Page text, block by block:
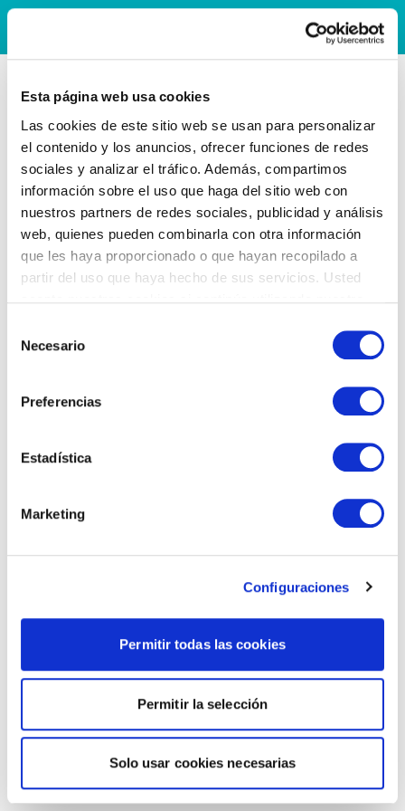
Esta página web usa cookies
Las cookies de este sitio web se usan para personalizar
el contenido y los anuncios, ofrecer funciones de redes
sociales y analizar el tráfico. Además, compartimos
información sobre el uso que haga del sitio web con
nuestros partners de redes sociales, publicidad y análisis
web, quienes pueden combinarla con otra información
que les haya proporcionado o que hayan recopilado a
partir del uso que haya hecho de sus servicios. Usted
Necesario
Preferencias
Estadística
Marketing
Configuraciones
Permitir todas las cookies
Permitir la selección
Solo usar cookies necesarias